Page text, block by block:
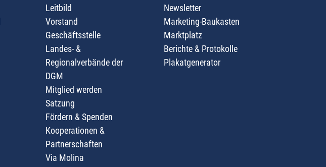
Leitbild
Vorstand
Geschäftsstelle
Landes- &
Regionalverbände der
DGM
Mitglied werden
Satzung
Fördern & Spenden
Kooperationen &
Partnerschaften
Via Molina
Newsletter
Marketing-Baukasten
Marktplatz
Berichte & Protokolle
Plakatgenerator